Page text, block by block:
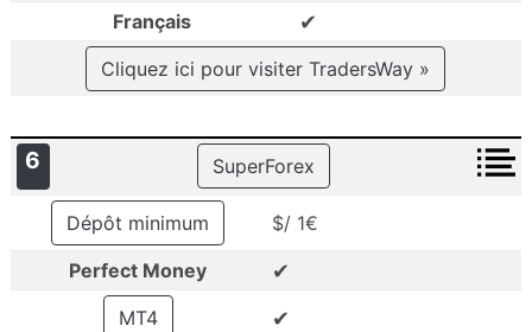
Français ✔
Cliquez ici pour visiter TradersWay »
6 SuperForex
Dépôt minimum
$/ 1€
Perfect Money
✔
MT4 ✔